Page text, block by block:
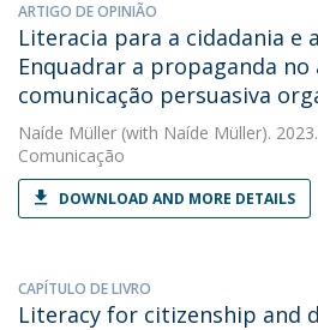
ARTIGO DE OPINIÃO
Literacia para a cidadania e
Enquadrar a propaganda
comunicação persuasiva
Naíde Müller (with Naíde Müller).
Comunicação
DOWNLOAD AND MORE DETAILS
CAPÍTULO DE LIVRO
Literacy for citizenship and